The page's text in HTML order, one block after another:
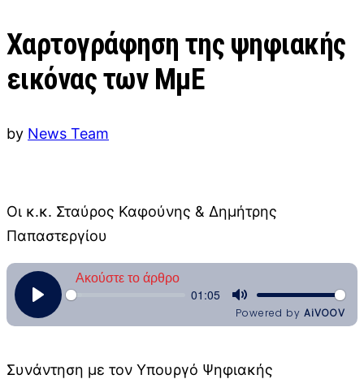
Χαρτογράφηση της ψηφιακής
εικόνας των ΜμΕ
by News Team
Οι κ.κ. Σταύρος Καφούνης & Δημήτρης
Παπαστεργίου
Συνάντηση με τον Υπουργό Ψηφιακής